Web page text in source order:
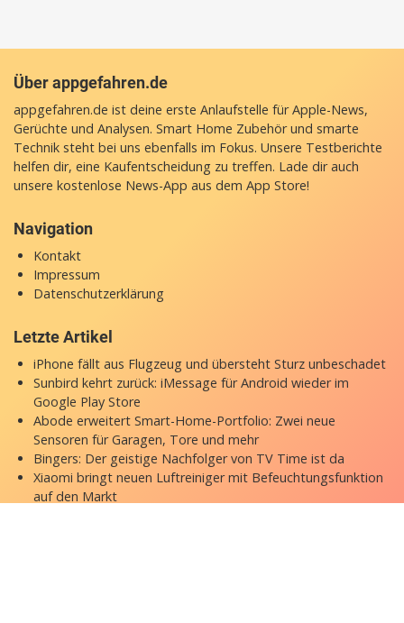
Über appgefahren.de
appgefahren.de ist deine erste Anlaufstelle für Apple-News,
Gerüchte und Analysen. Smart Home Zubehör und smarte
Technik steht bei uns ebenfalls im Fokus. Unsere Testberichte
helfen dir, eine Kaufentscheidung zu treffen. Lade dir auch
unsere kostenlose News-App aus dem App Store!
Navigation
Kontakt
Impressum
Datenschutzerklärung
Letzte Artikel
iPhone fällt aus Flugzeug und übersteht Sturz unbeschadet
Sunbird kehrt zurück: iMessage für Android wieder im
Google Play Store
Abode erweitert Smart-Home-Portfolio: Zwei neue
Sensoren für Garagen, Tore und mehr
Bingers: Der geistige Nachfolger von TV Time ist da
Xiaomi bringt neuen Luftreiniger mit Befeuchtungsfunktion
auf den Markt